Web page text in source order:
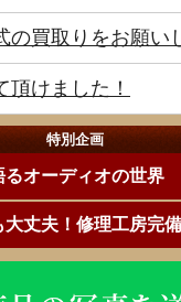
の買取りをお願い
頂けました！
特別企画
るオーディオの世界
丈夫！修理工房完